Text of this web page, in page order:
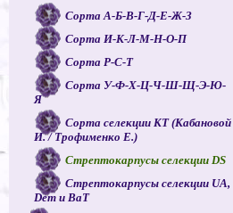
Сорта А-Б-В-Г-Д-Е-Ж-З
Сорта И-К-Л-М-Н-О-П
Сорта Р-С-Т
Сорта У-Ф-Х-Ц-Ч-Ш-Щ-Э-Ю-
Я
Сорта селекции КТ (Кабановой
И. / Трофименко Е.)
Стрептокарпусы селекции DS
Стрептокарпусы селекции UA,
Dem и ВаТ